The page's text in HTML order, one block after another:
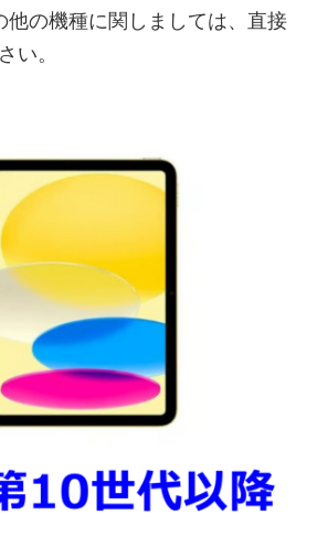
の機種に関しましては、直接
い。